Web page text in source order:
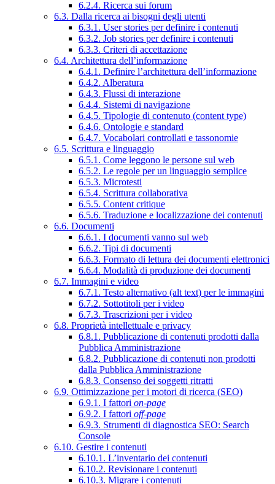
6.2.4. Ricerca sui forum
6.3. Dalla ricerca ai bisogni degli utenti
6.3.1. User stories per definire i contenuti
6.3.2. Job stories per definire i contenuti
6.3.3. Criteri di accettazione
6.4. Architettura dell’informazione
6.4.1. Definire l’architettura dell’informazione
6.4.2. Alberatura
6.4.3. Flussi di interazione
6.4.4. Sistemi di navigazione
6.4.5. Tipologie di contenuto (content type)
6.4.6. Ontologie e standard
6.4.7. Vocabolari controllati e tassonomie
6.5. Scrittura e linguaggio
6.5.1. Come leggono le persone sul web
6.5.2. Le regole per un linguaggio semplice
6.5.3. Microtesti
6.5.4. Scrittura collaborativa
6.5.5. Content critique
6.5.6. Traduzione e localizzazione dei contenuti
6.6. Documenti
6.6.1. I documenti vanno sul web
6.6.2. Tipi di documenti
6.6.3. Formato di lettura dei documenti elettronici
6.6.4. Modalità di produzione dei documenti
6.7. Immagini e video
6.7.1. Testo alternativo (alt text) per le immagini
6.7.2. Sottotitoli per i video
6.7.3. Trascrizioni per i video
6.8. Proprietà intellettuale e privacy
6.8.1. Pubblicazione di contenuti prodotti dalla
Pubblica Amministrazione
6.8.2. Pubblicazione di contenuti non prodotti
dalla Pubblica Amministrazione
6.8.3. Consenso dei soggetti ritratti
6.9. Ottimizzazione per i motori di ricerca (SEO)
6.9.1. I fattori on-page
6.9.2. I fattori off-page
6.9.3. Strumenti di diagnostica SEO: Search
Console
6.10. Gestire i contenuti
6.10.1. L’inventario dei contenuti
6.10.2. Revisionare i contenuti
6.10.3. Migrare i contenuti